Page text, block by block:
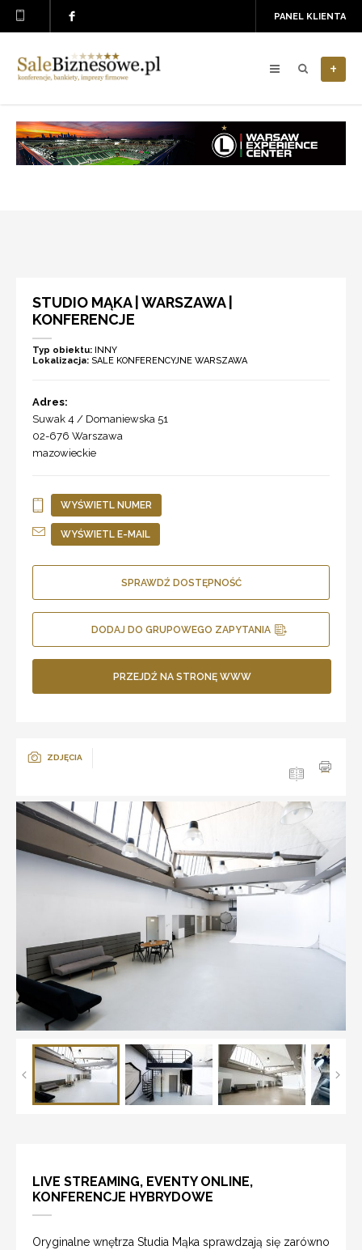
PANEL KLIENTA
+
STUDIO MĄKA | WARSZAWA |
KONFERENCJE
Typ obiektu: INNY
Lokalizacja: SALE KONFERENCYJNE WARSZAWA
Adres:
Suwak 4 / Domaniewska 51
02-676 Warszawa
mazowieckie
WYŚWIETL NUMER
WYŚWIETL E-MAIL
SPRAWDŹ DOSTĘPNOŚĆ
DODAJ DO GRUPOWEGO ZAPYTANIA
PRZEJDŹ NA STRONĘ WWW
ZDJĘCIA
LIVE STREAMING, EVENTY ONLINE,
KONFERENCJE HYBRYDOWE
Oryginalne wnętrza Studia Mąka sprawdzają się zarówno